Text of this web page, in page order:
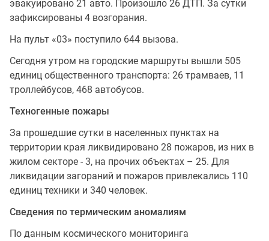
эвакуировано 21 авто. Произошло 26 ДТП. За сутки
зафиксированы 4 возгорания.
На пульт «03» поступило 644 вызова.
Сегодня утром на городские маршруты вышли 505
единиц общественного транспорта: 26 трамваев, 11
троллейбусов, 468 автобусов.
Техногенные пожары
За прошедшие сутки в населенных пунктах на
территории края ликвидировано 28 пожаров, из них в
жилом секторе - 3, на прочих объектах – 25. Для
ликвидации загораний и пожаров привлекались 110
единиц техники и 340 человек.
Сведения по термическим аномалиям
По данным космического мониторинга